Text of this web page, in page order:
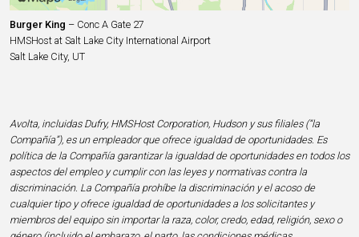
Burger King – Conc A Gate 27
HMSHost at Salt Lake City International Airport
Salt Lake City, UT
Avolta, incluidas Dufry, HMSHost Corporation, Hudson y sus filiales (“la
Compañía”), es un empleador que ofrece igualdad de oportunidades. Es
política de la Compañía garantizar la igualdad de oportunidades en todos los
aspectos del empleo y cumplir con las leyes y normativas contra la
discriminación. La Compañía prohíbe la discriminación y el acoso de
cualquier tipo y ofrece igualdad de oportunidades a los solicitantes y
miembros del equipo sin importar la raza, color, credo, edad, religión, sexo o